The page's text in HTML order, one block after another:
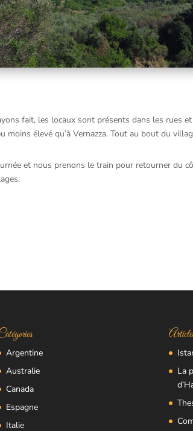
fait, les locaux sont présents dans les rues
élevé qu’à Vernazza. Tout au bout du
et nous prenons le train pour retourner du
Argentine
Australie
Canada
Espagne
Italie
La